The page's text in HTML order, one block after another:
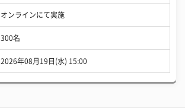
オンラインにて実施
300名
2026年08月19日(水) 15:00